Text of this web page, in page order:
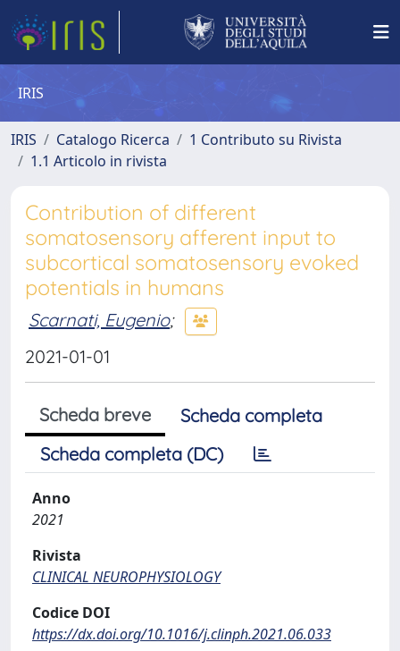
IRIS
IRIS Catalogo Ricerca
1 Contributo su Rivista
1.1 Articolo in rivista
Contribution of different
somatosensory afferent input to
subcortical somatosensory evoked
potentials in humans
Scarnati, Eugenio;
2021-01-01
Scheda breve
Scheda completa
Scheda completa (DC)
Anno
2021
Rivista
CLINICAL NEUROPHYSIOLOGY
Codice DOI
https://dx.doi.org/10.1016/j.clinph.2021.06.033